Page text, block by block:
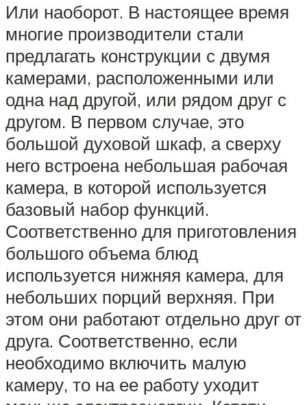
Или наоборот. В настоящее время
многие производители стали
предлагать конструкции с двумя
камерами, расположенными или
одна над другой, или рядом друг с
другом. В первом случае, это
большой духовой шкаф, а сверху
него встроена небольшая рабочая
камера, в которой используется
базовый набор функций.
Соответственно для приготовления
большого объема блюд
используется нижняя камера, для
небольших порций верхняя. При
этом они работают отдельно друг от
друга. Соответственно, если
необходимо включить малую
камеру, то на ее работу уходит